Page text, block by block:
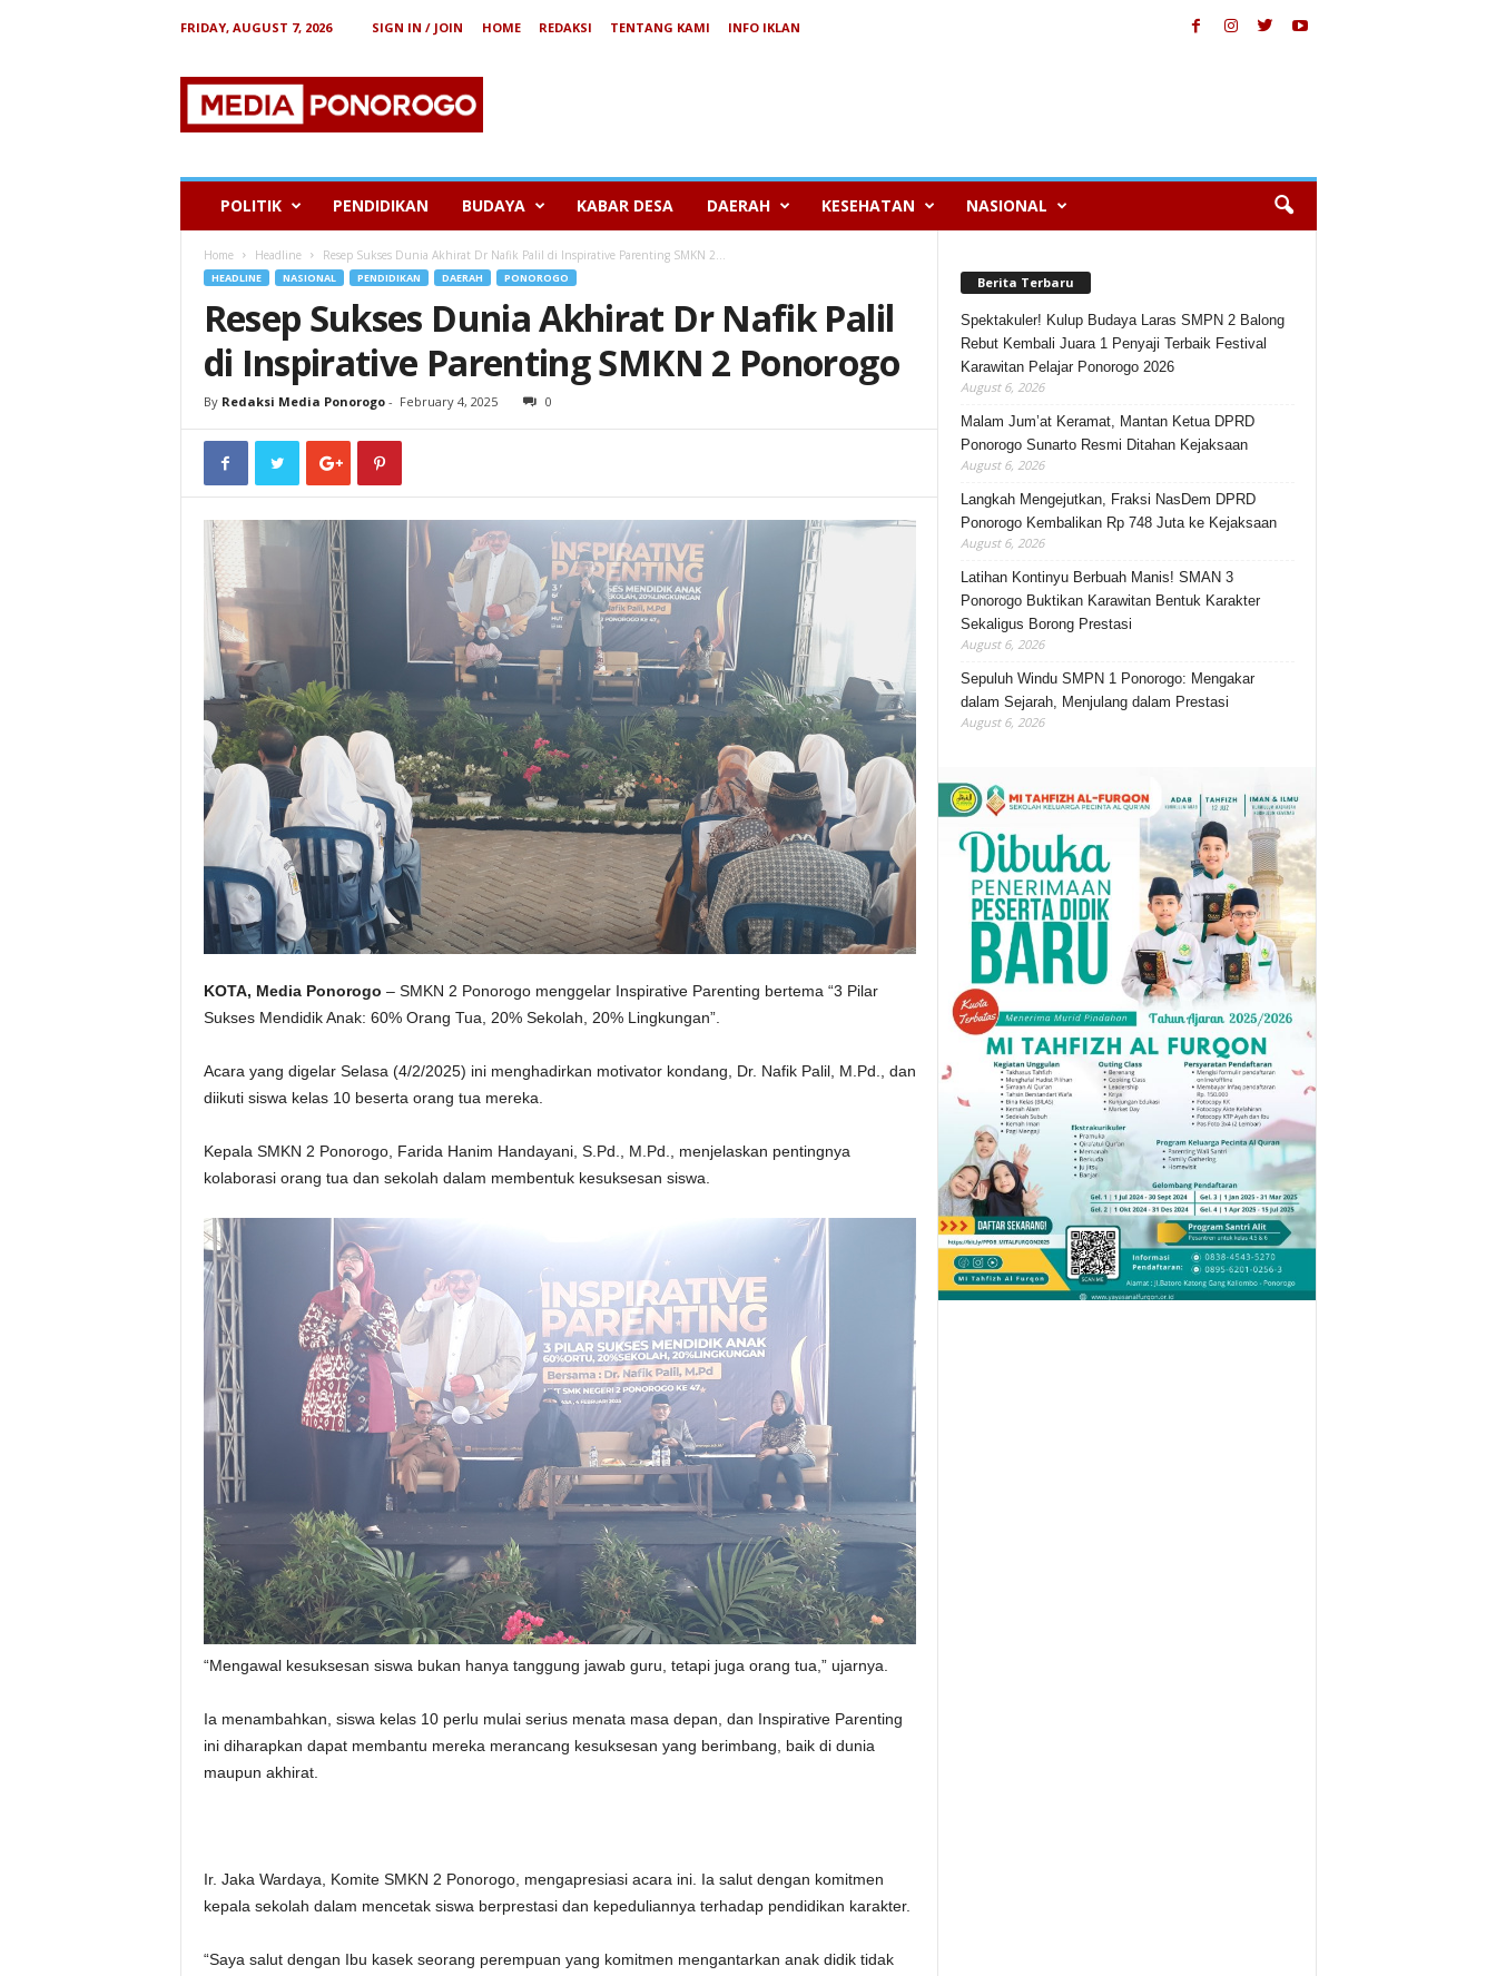
FRIDAY, AUGUST 7, 2026 SIGN IN / JOIN HOME REDAKSI TENTANG KAMI
INFO IKLAN
e
POLITIK PENDIDIKAN BUDAYA KABAR DESA DAERAH KESEHATAN NASIONAL
Home Headline Resep Sukses Dunia Akhirat Dr Nafik Palil di Inspirative Parenting SMKN 2...
HEADLINE NASIONAL PENDIDIKAN DAERAH PONOROGO
Resep Sukses Dunia Akhirat Dr Nafik Palil
di Inspirative Parenting SMKN 2 Ponorogo
By Redaksi Media Ponorogo- February 4, 2025 0
KOTA, Media Ponorogo – SMKN 2 Ponorogo menggelar Inspirative Parenting bertema “3 Pilar
Sukses Mendidik Anak: 60% Orang Tua, 20% Sekolah, 20% Lingkungan”.
Acara yang digelar Selasa (4/2/2025) ini menghadirkan motivator kondang, Dr. Nafik Palil, M.Pd., dan
diikuti siswa kelas 10 beserta orang tua mereka.
Kepala SMKN 2 Ponorogo, Farida Hanim Handayani, S.Pd., M.Pd., menjelaskan pentingnya
kolaborasi orang tua dan sekolah dalam membentuk kesuksesan siswa.
“Mengawal kesuksesan siswa bukan hanya tanggung jawab guru, tetapi juga orang tua,” ujarnya.
Ia menambahkan, siswa kelas 10 perlu mulai serius menata masa depan, dan Inspirative Parenting
ini diharapkan dapat membantu mereka merancang kesuksesan yang berimbang, baik di dunia
maupun akhirat.
Ir. Jaka Wardaya, Komite SMKN 2 Ponorogo, mengapresiasi acara ini. Ia salut dengan komitmen
kepala sekolah dalam mencetak siswa berprestasi dan kepeduliannya terhadap pendidikan karakter.
“Saya salut dengan Ibu kasek seorang perempuan yang komitmen mengantarkan anak didik tidak
Berita Terbaru
Spektakuler! Kulup Budaya Laras SMPN 2 Balong
Rebut Kembali Juara 1 Penyaji Terbaik Festival
Karawitan Pelajar Ponorogo 2026
August 6, 2026
Malam Jum’at Keramat, Mantan Ketua DPRD
Ponorogo Sunarto Resmi Ditahan Kejaksaan
August 6, 2026
Langkah Mengejutkan, Fraksi NasDem DPRD
Ponorogo Kembalikan Rp 748 Juta ke Kejaksaan
August 6, 2026
Latihan Kontinyu Berbuah Manis! SMAN 3
Ponorogo Buktikan Karawitan Bentuk Karakter
Sekaligus Borong Prestasi
August 6, 2026
Sepuluh Windu SMPN 1 Ponorogo: Mengakar
dalam Sejarah, Menjulang dalam Prestasi
August 6, 2026